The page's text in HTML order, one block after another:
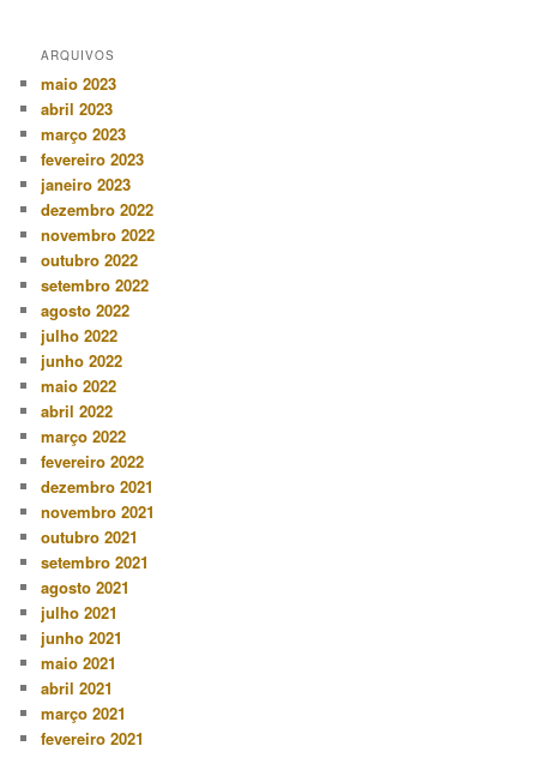
ARQUIVOS
maio 2023
abril 2023
março 2023
fevereiro 2023
janeiro 2023
dezembro 2022
novembro 2022
outubro 2022
setembro 2022
agosto 2022
julho 2022
junho 2022
maio 2022
abril 2022
março 2022
fevereiro 2022
dezembro 2021
novembro 2021
outubro 2021
setembro 2021
agosto 2021
julho 2021
junho 2021
maio 2021
abril 2021
março 2021
fevereiro 2021